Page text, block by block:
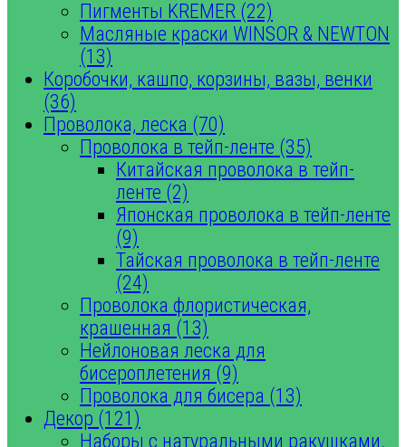
Пигменты KREMER (22)
Масляные краски WINSOR & NEWTON
(13)
Коробочки, кашпо, корзины, вазы, венки
(36)
Проволока, леска (70)
Проволока в тейп-ленте (35)
Китайская проволока в тейп-
ленте (2)
Японская проволока в тейп-ленте
(9)
Тайская проволока в тейп-ленте
(24)
Проволока флористическая,
крашенная (13)
Нейлоновая леска для
бисероплетения (9)
Проволока для бисера (13)
Декор (121)
Наборы с натуральными ракушками.